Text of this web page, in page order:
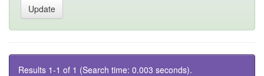
Results 1-1 of 1 (Search time: 0.003 seconds).